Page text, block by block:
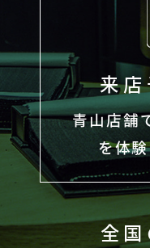
来
青山店舗
を体
全国